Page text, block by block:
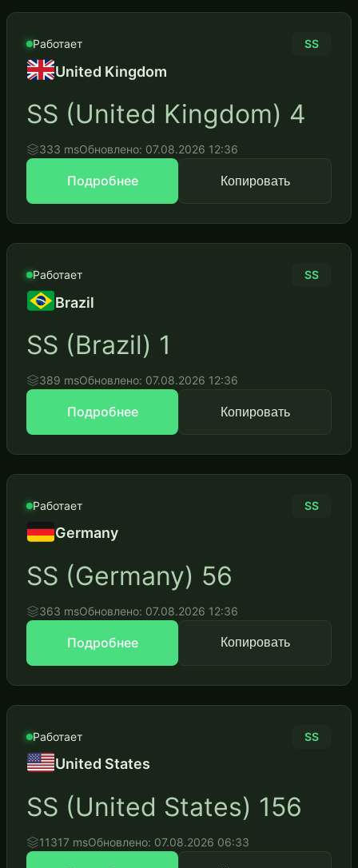
Работает SS
United Kingdom
SS (United Kingdom) 4
333 msОбновлено: 07.08.2026 12:36
Подробнее Копировать
Работает SS
Brazil
SS (Brazil) 1
389 msОбновлено: 07.08.2026 12:36
Подробнее Копировать
Работает SS
Germany
SS (Germany) 56
363 msОбновлено: 07.08.2026 12:36
Подробнее Копировать
Работает SS
United States
SS (United States) 156
11317 msОбновлено: 07.08.2026 06:33